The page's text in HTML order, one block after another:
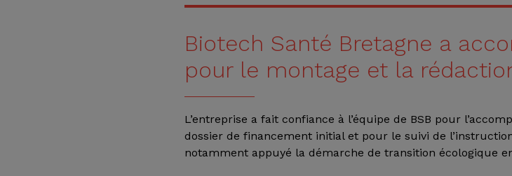
Biotech Santé Bretagne a
pour le montage et la
L’entreprise a fait confiance à l’équipe de BSB pour
dossier de financement initial et pour le suivi de
notamment appuyé la démarche de transition écologique